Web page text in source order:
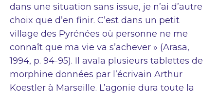
dans une situation sans issue, je n’ai d’autre
choix que d’en finir. C’est dans un petit
village des Pyrénées où personne ne me
connaît que ma vie va s’achever » (Arasa,
1994, p. 94-95). Il avala plusieurs tablettes de
morphine données par l’écrivain Arthur
Koestler à Marseille. L’agonie dura toute la